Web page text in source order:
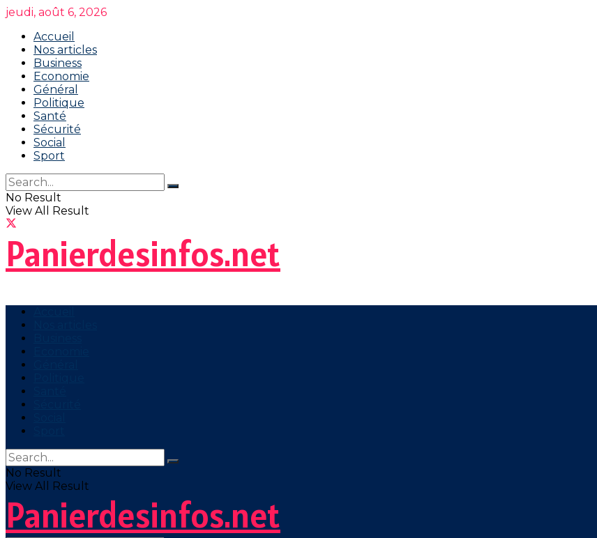
jeudi, août 6, 2026
Accueil
Nos articles
Business
Economie
Général
Politique
Santé
Sécurité
Social
Sport
No Result
View All Result
Panierdesinfos.net
No Result
View All Result
Panierdesinfos.net